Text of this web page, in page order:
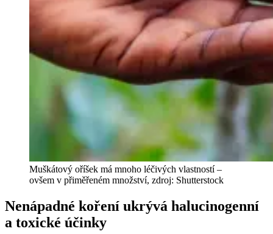
Muškátový oříšek má mnoho léčivých vlastností –
ovšem v přiměřeném množství, zdroj: Shutterstock
Nenápadné koření ukrývá halucinogenní
a toxické účinky